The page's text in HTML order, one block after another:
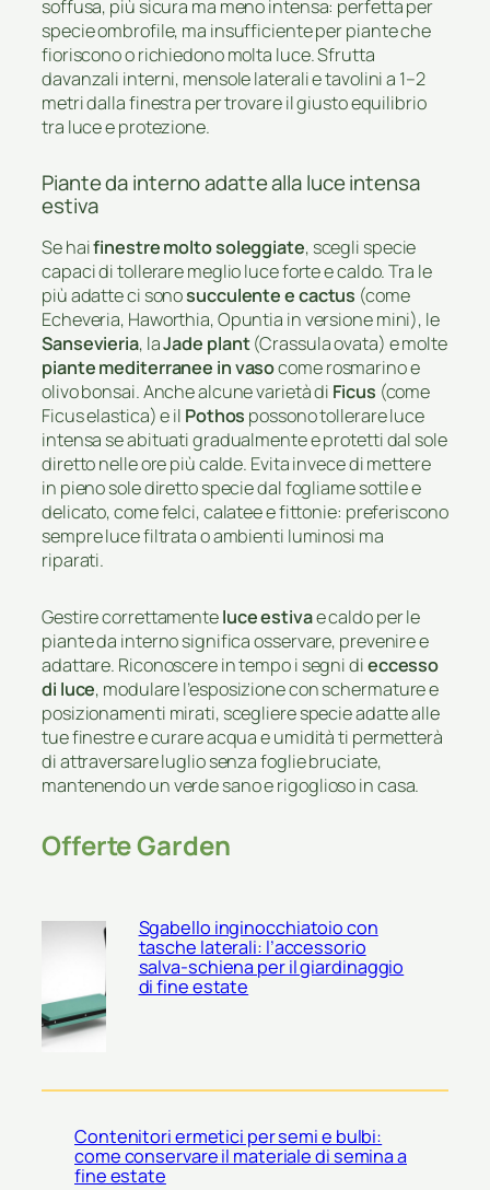
soffusa, più sicura ma meno intensa: perfetta per
specie ombrofile, ma insufficiente per piante che
fioriscono o richiedono molta luce. Sfrutta
davanzali interni, mensole laterali e tavolini a 1–2
metri dalla finestra per trovare il giusto equilibrio
tra luce e protezione.
Piante da interno adatte alla luce intensa
estiva
Se haifinestre molto soleggiate, scegli specie
capaci di tollerare meglio luce forte e caldo. Tra le
più adatte ci sonosucculente e cactus (come
Echeveria, Haworthia, Opuntia in versione mini), le
Sansevieria, laJade plant(Crassula ovata) e molte
piante mediterranee in vasocome rosmarino e
olivo bonsai. Anche alcune varietà di Ficus (come
Ficus elastica) e il Pothos possono tollerare luce
intensa se abituati gradualmente e protetti dal sole
diretto nelle ore più calde. Evita invece di mettere
in pieno sole diretto specie dal fogliame sottile e
delicato, come felci, calatee e fittonie: preferiscono
sempre luce filtrata o ambienti luminosi ma
riparati.
Gestire correttamenteluce estivae caldo per le
piante da interno significa osservare, prevenire e
adattare. Riconoscere in tempo i segni dieccesso
di luce, modulare l’esposizione con schermature e
posizionamenti mirati, scegliere specie adatte alle
tue finestre e curare acqua e umidità ti permetterà
di attraversare luglio senza foglie bruciate,
mantenendo un verde sano e rigoglioso in casa.
Offerte Garden
Sgabello inginocchiatoio con
tasche laterali: l’accessorio
salva-schiena per il giardinaggio
di fine estate
Contenitori ermetici per semi e bulbi:
come conservare il materiale di semina a
fine estate